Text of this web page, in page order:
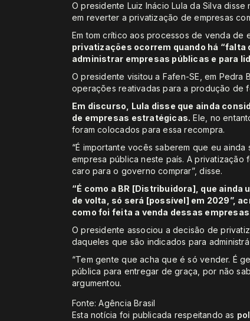
O presidente Luiz Inácio Lula da Silva
em reverter a privatização de empresas
Em tom crítico aos processos de venda de
privatizações ocorrem quando há
administrar empresas públicas e para
O presidente visitou a Fafen-SE, em Pedra
operações reativadas para a produção de
Em discurso, Lula disse que ainda
de empresas estratégicas. Ele, no
foram colocados para essa recompra.
“É importante vocês saberem que eu
empresa pública neste país. A privatização
caro para o governo comprar”, disse.
“É como a BR [Distribuidora], que ainda
de volta, só será [possível] em 2029”,
como foi feita a venda dessas
O presidente associou a decisão de
daqueles que são indicados para
“Tem gente que acha que é só vender. É
pública para entregar de graça, por não
argumentou.
Fonte: Agência Brasil
Esta notícia foi publicada respeitando as